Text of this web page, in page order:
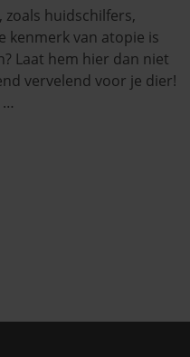
huidschilfers,
kenmerk van atopie is
Laat hem hier dan niet
vervelend voor je dier!
…